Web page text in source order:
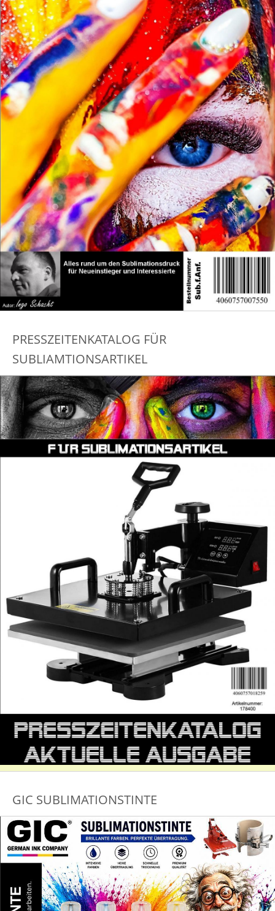
PRESSZEITENKATALOG FÜR
SUBLIAMTIONSARTIKEL
GIC SUBLIMATIONSTINTE